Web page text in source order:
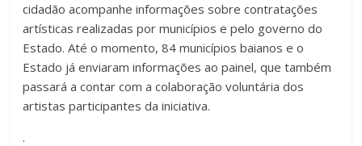
cidadão acompanhe informações sobre contratações
artísticas realizadas por municípios e pelo governo do
Estado. Até o momento, 84 municípios baianos e o
Estado já enviaram informações ao painel, que também
passará a contar com a colaboração voluntária dos
artistas participantes da iniciativa.
.